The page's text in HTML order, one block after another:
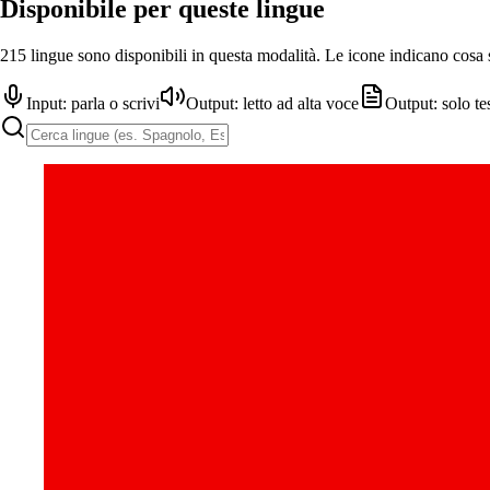
Disponibile per queste lingue
215 lingue sono disponibili in questa modalità. Le icone indicano cosa
Input: parla o scrivi Output: letto ad alta voce Output: solo